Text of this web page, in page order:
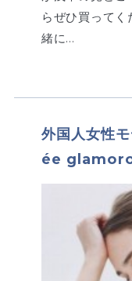
らぜひ買って
緒に…
外国人女性
ée